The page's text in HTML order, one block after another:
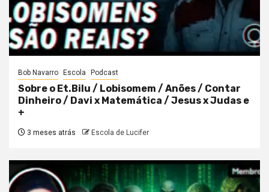
Bob Navarro Escola Podcast
Sobre o Et.Bilu / Lobisomem / Anões / Contar
Dinheiro / Davi x Matemática / Jesus x Judas e
+
3 meses atrás Escola de Lucifer